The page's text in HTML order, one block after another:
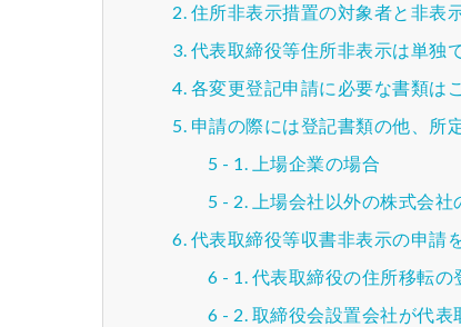
住所非表示措置の対象者と非表
代表取締役等住所非表示は単独
各変更登記申請に必要な書類は
申請の際には登記書類の他、所
上場企業の場合
上場会社以外の株式会社
代表取締役等収書非表示の申請
代表取締役の住所移転
取締役会設置会社が代